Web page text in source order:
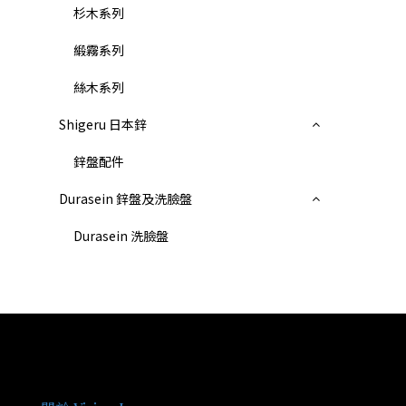
杉木系列
緞霧系列
絲木系列
Shigeru 日本鋅
鋅盤配件
Durasein 鋅盤及洗臉盤
Durasein 洗臉盤